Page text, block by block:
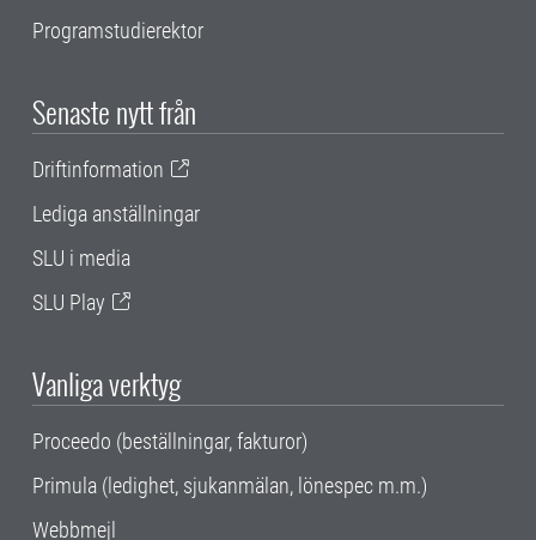
Programstudierektor
Senaste nytt från
Driftinformation
Lediga anställningar
SLU i media
SLU Play
Vanliga verktyg
Proceedo (beställningar, fakturor)
Primula (ledighet, sjukanmälan, lönespec m.m.)
Webbmejl